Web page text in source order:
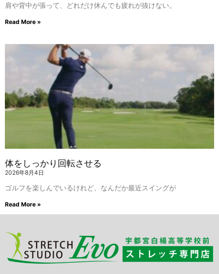
肩や背中が張って、どれだけ休んでも疲れが抜けない。
Read More »
体をしっかり回転させる
2026年8月4日
ゴルフを楽しんでいるけれど、なんだか最近スイングが
Read More »